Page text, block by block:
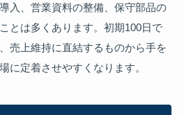
入、営業資料の整備、保守部品の
とは多くあります。初期100日で
売上維持に直結するものから手を
に定着させやすくなります。